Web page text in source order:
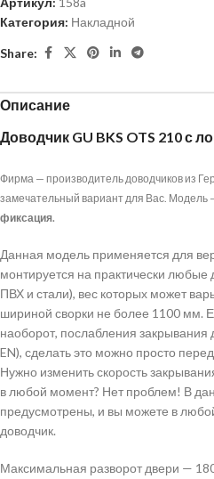
Категория: Накладной
Share:
Описание
Доводчик GU BKS OTS 210 с
Фирма — производитель доводчиков из
замечательный вариант для Вас. Модель
фиксация.
Данная модель применяется для
монтируется на практически
ПВХ и стали), вес которых может
шириной сворки не более 1100 мм.
наоборот, послабления закрывания
EN), сделать это можно просто
Нужно изменить скорость
в любой момент? Нет проблем! В
предусмотрены, и вы можете в
доводчик.
Максимальная разворот двери —